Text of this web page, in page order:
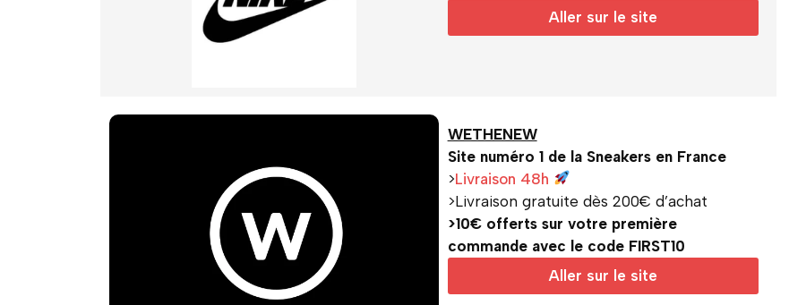
Aller sur le site
WETHENEW
Site numéro 1 de la Sneakers en France
>Livraison 48h
>Livraison gratuite dès 200€ d’achat
>10€ offerts sur votre première
commande avec le code FIRST10
Aller sur le site